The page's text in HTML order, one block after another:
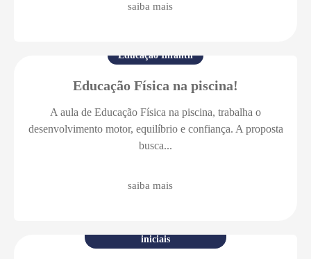
saiba mais
Educação Infantil
Educação Física na piscina!
A aula de Educação Física na piscina, trabalha o
desenvolvimento motor, equilíbrio e confiança. A proposta
busca...
saiba mais
iniciais